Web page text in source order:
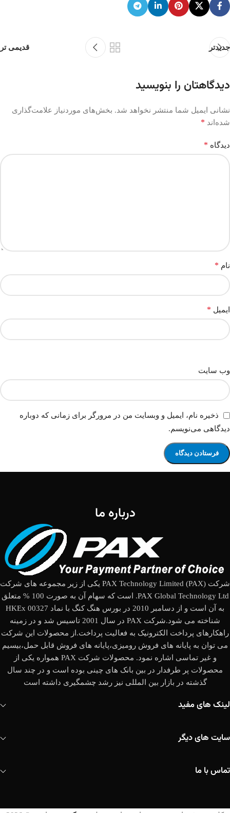
جدیدتر قدیمی تر
دیدگاهتان را بنویسید
نشانی ایمیل شما منتشر نخواهد شد. بخش‌های موردنیاز علامت‌گذاری
شده‌اند *
دیدگاه *
نام *
ایمیل *
وب‌ سایت
ذخیره نام، ایمیل و وبسایت من در مرورگر برای زمانی که دوباره
دیدگاهی می‌نویسم.
درباره ما
شرکت (PAX Technology Limited (PAX یکی از زیر مجموعه های شرکت
PAX Global Technology Ltd. است که سهام آن به صورت 100 % متعلق
به آن است و از دسامبر 2010 در بورس هنگ کنگ با نماد HKEx 00327
شناخته می شود.شرکت PAX در سال 2001 تاسیس شد و در زمینه
راهکارهای پرداخت الکترونیک به فعالیت پرداخت.از محصولات این شرکت
می توان به پایانه های فروش رومیزی،پایانه های فروش قابل حمل،بیسیم
و غیر تماسی اشاره نمود. محصولات شرکت PAX همواره یکی از
محصولات پر طرفدار در بین بانک های چینی بوده است و در چند سال
گذشته در بازار بین المللی نیز رشد چشمگیری داشته است
لینک های مفید
سایت های دیگر
تماس با ما